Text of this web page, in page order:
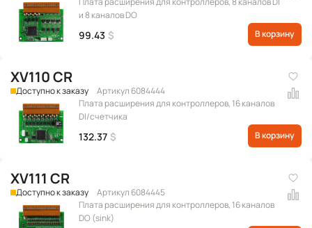
и 8 каналов DO
99.43 $ В корзину
XV110 CR
Доступно к заказу
Артикул 6084444
Плата расширения для контроллеров, 16 каналов
DI/счетчика
132.37 $ В корзину
XV111 CR
Доступно к заказу
Артикул 6084445
Плата расширения для контроллеров, 16 каналов
DO (sink)